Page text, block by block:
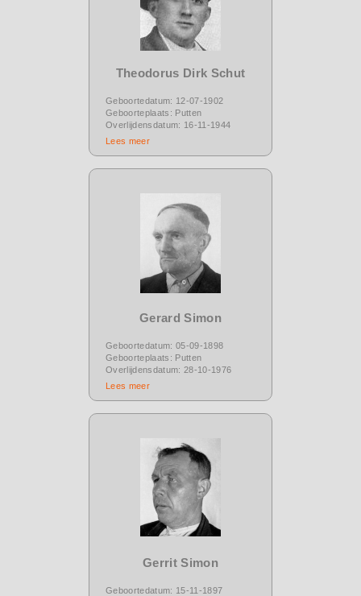
Theodorus Dirk Schut
Geboortedatum: 12-07-1902
Geboorteplaats: Putten
Overlijdensdatum: 16-11-1944
Lees meer
Gerard Simon
Geboortedatum: 05-09-1898
Geboorteplaats: Putten
Overlijdensdatum: 28-10-1976
Lees meer
Gerrit Simon
Geboortedatum: 15-11-1897